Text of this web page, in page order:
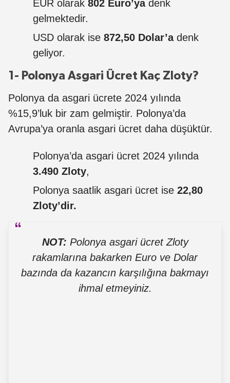
EUR olarak 802 Euro’ya denk
gelmektedir.
USD olarak ise 872,50 Dolar’adenk
geliyor.
1- Polonya Asgari Ücret Kaç Zloty?
Polonya da asgari ücrete 2024 yılında
%15,9’luk bir zam gelmiştir. Polonya’da
Avrupa’ya oranla asgari ücret daha düşüktür.
Polonya’da asgari ücret 2024 yılında
3.490 Zloty,
Polonya saatlik asgari ücret ise 22,80
Zloty’dir.
NOT: Polonya asgari ücret Zloty
rakamlarına bakarken Euro ve Dolar
bazında da kazancın karşılığına bakmayı
ihmal etmeyiniz.